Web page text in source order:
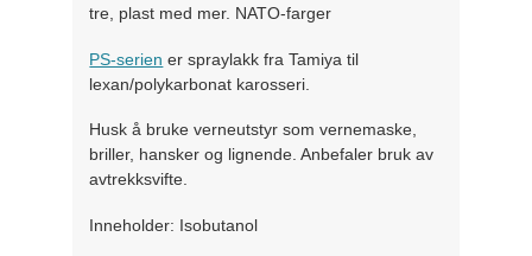
tre, plast med mer. NATO-farger
PS-serien er spraylakk fra Tamiya til
lexan/polykarbonat karosseri.
Husk å bruke verneutstyr som vernemaske,
briller, hansker og lignende. Anbefaler bruk av
avtrekksvifte.
Inneholder: Isobutanol